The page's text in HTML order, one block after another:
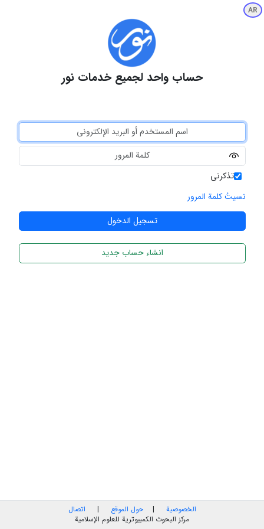
AR
حساب واحد لجميع خدمات نور
تذكرني
نسيتُ كلمة المرور
انشاء حساب جديد
الخصوصية |حول الموقع | اتصال
مركز البحوث الكمبيوترية للعلوم الإسلامية